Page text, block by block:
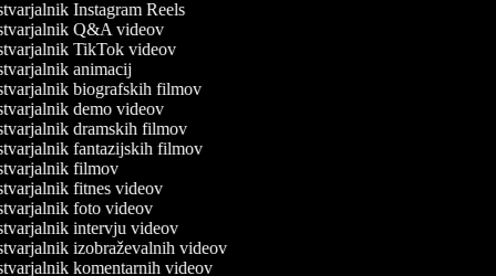
Instagram Reels
Q&A videov
TikTok videov
animacij
biografskih filmov
demo videov
dramskih filmov
fantazijskih filmov
filmov
fitnes videov
foto videov
intervju videov
izobraževalnih videov
komentarnih videov